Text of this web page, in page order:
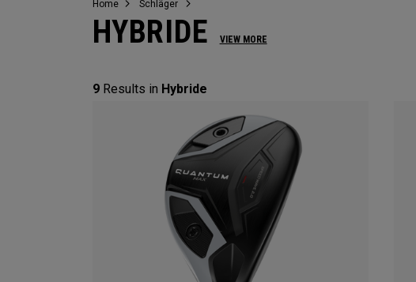
Home Schläger
HYBRIDE VIEW MORE
9 Results in Hybride